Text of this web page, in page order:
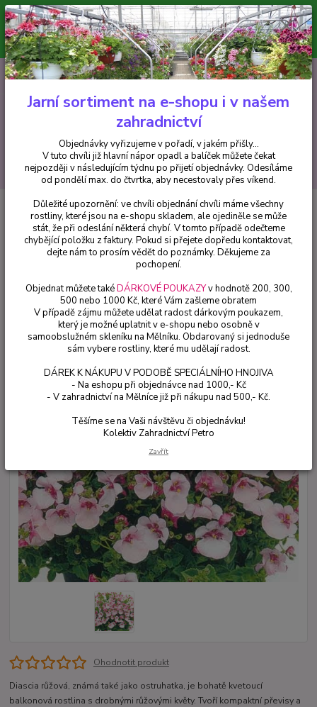
Minimální hodnota pro odeslání z e-shopu je 300 Kč.
V tuto chvíli již hlavní nápor objednávek opadl a balíček můžete čekat
nejpozději v následujícím týdnu po přijetí objednávky. Objednávky
vyřizujeme v pořadí, v jakém přišly...
CZK
Hledat
+420 602 223 614 0ks
za0 Kč
Balkónové rostliny
Diascie růžová (Ostruhatka) - cena za kus v 3-
kusovém balení
Diascie růžová (Ostruhatka) -
cena za kus v 3-kusovém balení
Ohodnotit produkt
Diascia růžová, známá také jako ostruhatka, je bohatě kvetoucí
balkonová rostlina s drobnými růžovými květy. Tvoří kompaktní převisy a
Jarní sortiment na e-shopu i v našem
zahradnictví
Objednávky vyřizujeme v pořadí, v jakém přišly...
V tuto chvíli již hlavní nápor opadl a balíček můžete čekat
nejpozději v následujícím týdnu po přijetí objednávky. Odesíláme
od pondělí max. do čtvrtka, aby necestovaly přes víkend.
Důležité upozornění: ve chvíli objednání chvíli máme všechny
rostliny, které jsou na e-shopu skladem, ale ojediněle se může
stát, že při odeslání některá chybí. V tomto případě odečteme
chybějící položku z faktury. Pokud si přejete dopředu kontaktovat,
dejte nám to prosím vědět do poznámky. Děkujeme za
pochopení.
Objednat můžete takéDÁRKOVÉ POUKAZYv hodnotě 200, 300,
500 nebo 1000 Kč, které Vám zašleme obratem
V případě zájmu můžete udělat radost dárkovým poukazem,
který je možné uplatnit v e-shopu nebo osobně v
samoobslužném skleníku na Mělníku. Obdarovaný si jednoduše
sám vybere rostliny, které mu udělají radost.
DÁREK K NÁKUPU V PODOBĚ SPECIÁLNÍHO HNOJIVA
- Na eshopu při objednávce nad 1000,- Kč
- V zahradnictví na Mělníce již při nákupu nad 500,- Kč.
Těšíme se na Vaši návštěvu či objednávku!
Kolektiv Zahradnictví Petro
Zavřít